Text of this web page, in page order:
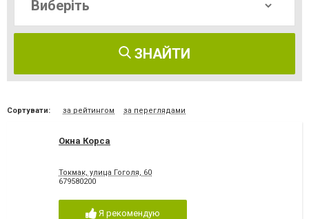
ЗНАЙТИ
Сортувати: за рейтингом за переглядами
Окна Корса
Токмак, улица Гоголя, 60
679580200
Я рекомендую